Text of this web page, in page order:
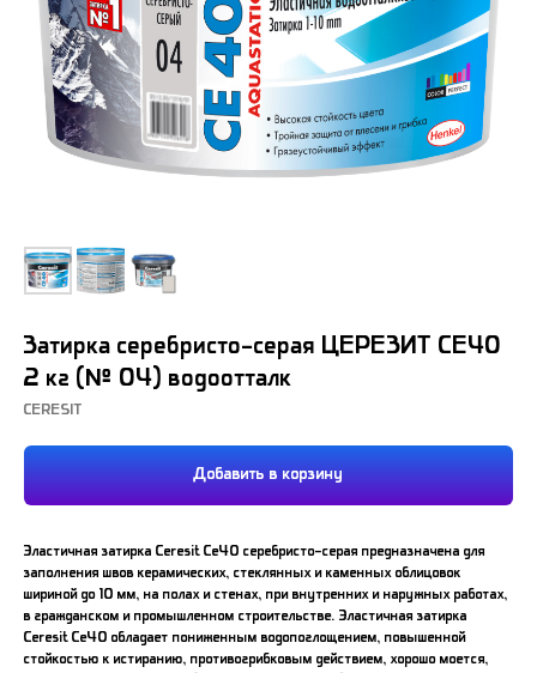
Затирка серебристо-серая ЦЕРЕЗИТ СЕ40
2 кг (№ 04) водоотталк
CERESIT
Добавить в корзину
Эластичная затирка Ceresit Ce40 серебристо-серая предназначена для
заполнения швов керамических, стеклянных и каменных облицовок
шириной до 10 мм, на полах и стенах, при внутренних и наружных работах,
в гражданском и промышленном строительстве. Эластичная затирка
Ceresit Ce40 обладает пониженным водопоглощением, повышенной
стойкостью к истиранию, противогрибковым действием, хорошо моется,